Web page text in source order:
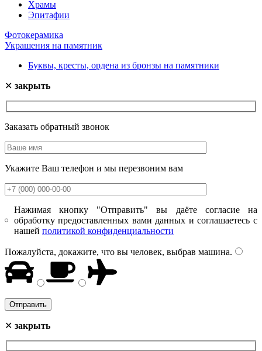
Храмы
Эпитафии
Фотокерамика
Украшения на памятник
Буквы, кресты, ордена из бронзы на памятники
✕ закрыть
Заказать обратный звонок
Укажите Ваш телефон и мы перезвоним вам
Нажимая кнопку "Отправить" вы даёте согласие на
обработку предоставленных вами данных и соглашаетесь с
нашей политикой конфиденциальности
Пожалуйста, докажите, что вы человек, выбрав машина.
✕ закрыть